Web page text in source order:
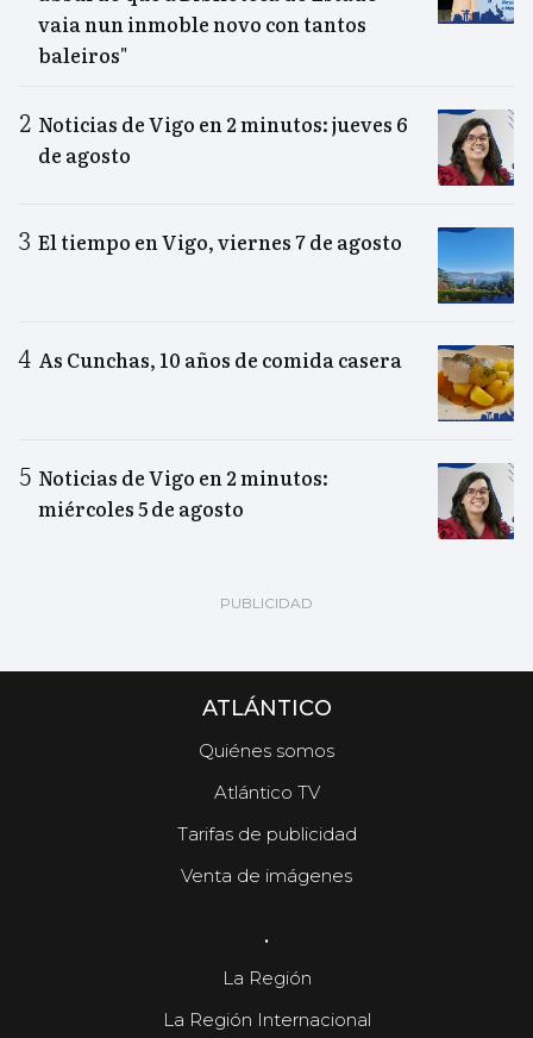
vaia nun inmoble novo con tantos
baleiros"
Noticias de Vigo en 2 minutos: jueves 6
de agosto
El tiempo en Vigo, viernes 7 de agosto
As Cunchas, 10 años de comida casera
Noticias de Vigo en 2 minutos:
miércoles 5 de agosto
ATLÁNTICO
Quiénes somos
Atlántico TV
Tarifas de publicidad
Venta de imágenes
.
La Región
La Región Internacional